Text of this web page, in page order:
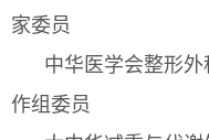
家委员
中华医学会整形
作组委员